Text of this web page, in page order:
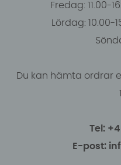
Fredag: 11.00-
Lördag:
Du kan hämta ordrar
Tel:
E-post: